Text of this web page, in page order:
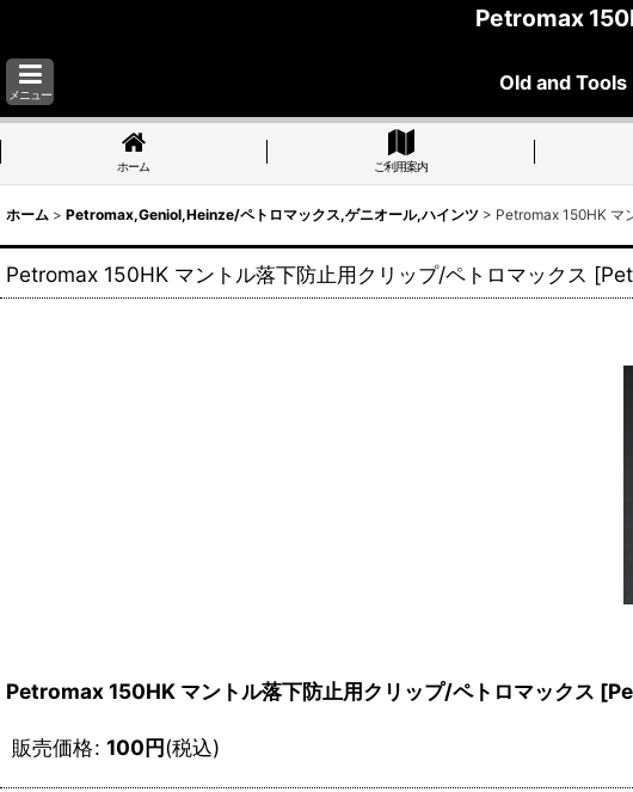
Petromax
メニュー
Old and
ホーム ご利用案内
ホーム > Petromax,Geniol,Heinze/ペトロマックス,ゲニオール,ハインツ > Petromax 150HK マ
Petromax 150HK マントル落下防止用クリップ/ペトロマックス [
Petromax 150HK マントル落下防止用クリップ/ペトロマックス [
販売価格: 100円(税込)